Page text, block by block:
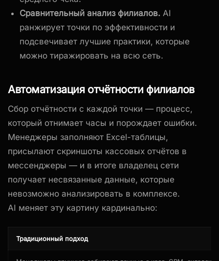
Сравнительный анализ филиалов. AI
ранжирует точки по эффективности и
подсвечивает лучшие практики, которые
можно тиражировать на всю сеть.
Автоматизация отчётности филиалов
Сбор отчётности с каждой точки — процесс,
который отнимает часы и порождает ошибки.
Менеджеры заполняют Excel-таблицы,
присылают скриншоты кассовых отчётов в
мессенджеры — и в итоге владелец сети
получает несвязанные данные, которые
невозможно анализировать в комплексе.
AI меняет эту картину кардинально:
Традиционный подход